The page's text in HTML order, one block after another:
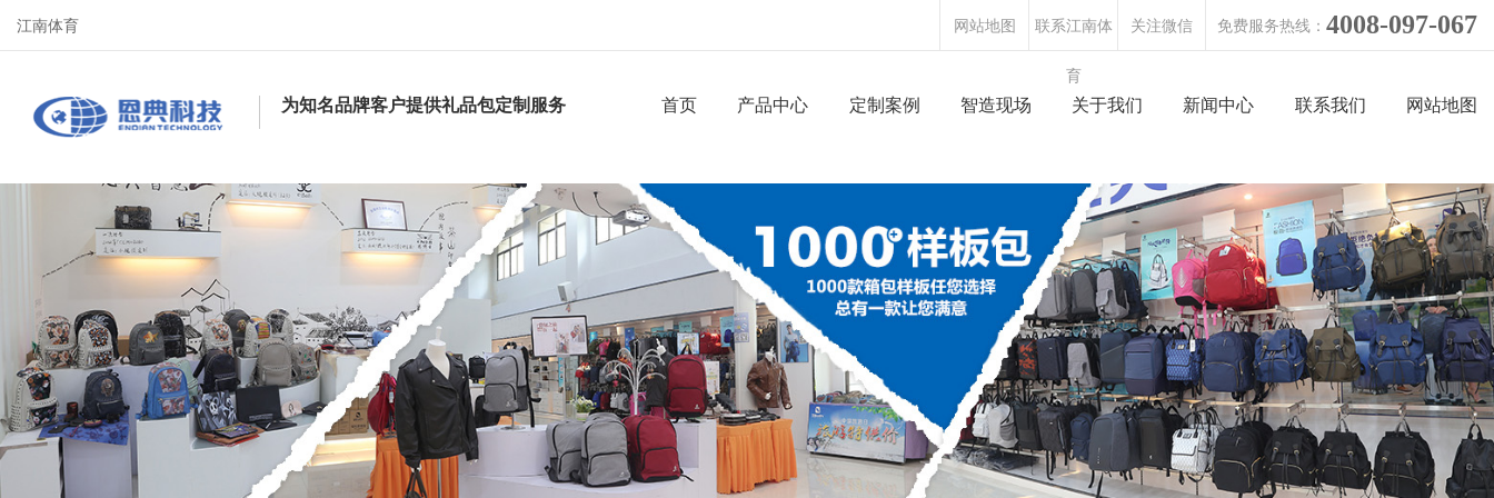
江南体育 网站地图 联系江南体
育
关注微信 免费服务热线： 4008-097-067
为知名品牌客户提供礼品包定制服务 首页 产品中心 定制案例 智造现场 关于我们 新闻中心 联系我们 网站地图